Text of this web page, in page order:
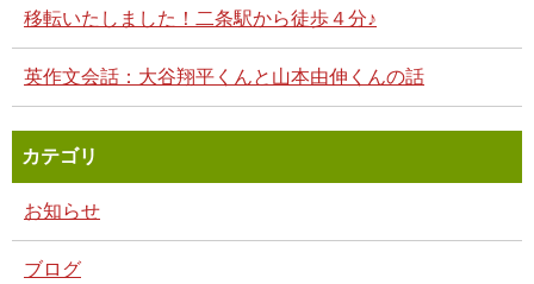
移転いたしました！二条駅から徒歩４分♪
英作文会話：大谷翔平くんと山本由伸くんの話
カテゴリ
お知らせ
ブログ